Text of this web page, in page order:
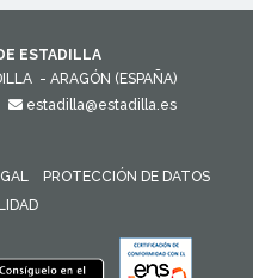
ESTADILLA
- ARAGÓN (ESPAÑA)
estadilla@estadilla.es
PROTECCIÓN DE DATOS